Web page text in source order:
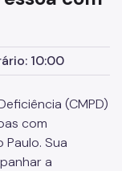
10:00
(CMPD)
com
Sua
a